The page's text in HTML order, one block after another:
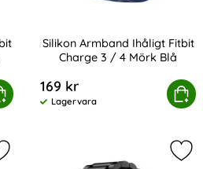
Charge 3 / 4 Ljus Rosa
Silikon Armband Ihåligt Fitbit
Charge 3 / 4 Mörk Blå
169 kr
Tillgänglighet:
Lagervara
Köp
Silikon Armband Ihåligt
silikon Armband Ihåligt